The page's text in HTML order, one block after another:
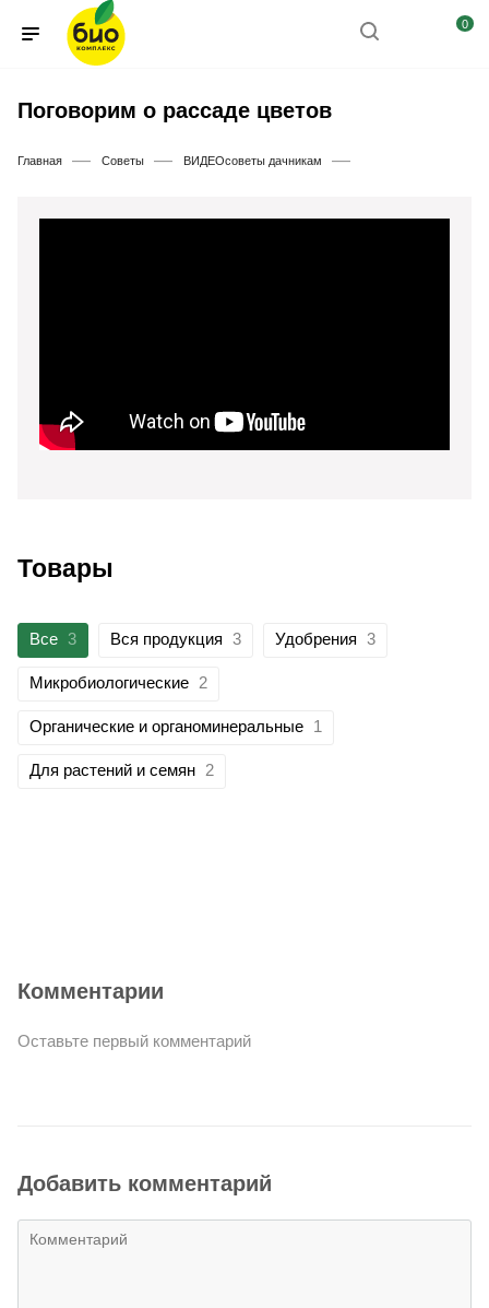
0
Поговорим о рассаде цветов
Главная — Советы — ВИДЕОсоветы дачникам —
Товары
Все 3 Вся продукция 3 Удобрения 3
Микробиологические 2
Органические и органоминеральные 1
Для растений и семян 2
Комментарии
Оставьте первый комментарий
Добавить комментарий